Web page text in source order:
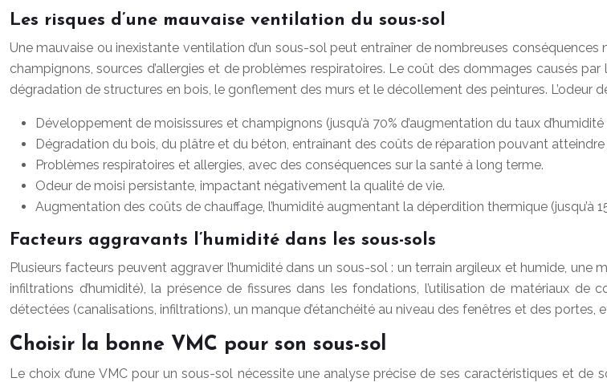
Les risques d’une mauvaise ventilation du sous-sol
Une mauvaise ou inexistante ventilation d’un sous-sol peut entraîner de nombreuses
champignons, sources d’allergies et de problèmes respiratoires. Le coût des dommages causés
dégradation de structures en bois, le gonflement des murs et le décollement des peintures.
Développement de moisissures et champignons (jusqu’à 70% d’augmentation du taux
Dégradation du bois, du plâtre et du béton, entraînant des coûts de réparation pouvant
Problèmes respiratoires et allergies, avec des conséquences sur la santé à long terme.
Odeur de moisi persistante, impactant négativement la qualité de vie.
Augmentation des coûts de chauffage, l’humidité augmentant la déperdition thermique (jusqu’à
Facteurs aggravants l’humidité dans les sous-sols
Plusieurs facteurs peuvent aggraver l’humidité dans un sous-sol : un terrain argileux et humide,
infiltrations d’humidité), la présence de fissures dans les fondations, l’utilisation de matériaux
détectées (canalisations, infiltrations), un manque d’étanchéité au niveau des fenêtres et des
Choisir la bonne VMC pour son sous-sol
Le choix d’une VMC pour un sous-sol nécessite une analyse précise de ses caractéristiques et